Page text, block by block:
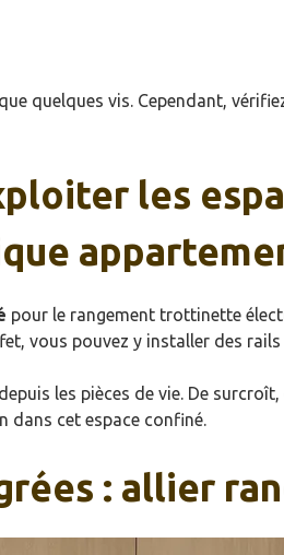
quelques vis. Cependant,
les
pour le rangement trottinette
vous pouvez y installer des
depuis les pièces de vie. De
dans cet espace confiné.
: allier